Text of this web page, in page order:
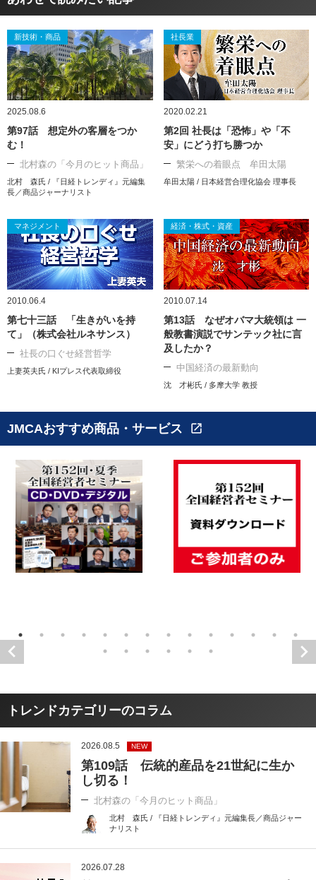
新技術・商品
2025.08.6
第97話 想定外の客層をつか
む！
北村森の「今月のヒット商品」
北村 森氏 / 『日経トレンディ』元編集
長／商品ジャーナリスト
社長業
2020.02.21
第2回 社長は「恐怖」や「不
安」にどう打ち勝つか
繁栄への着眼点 牟田太陽
牟田太陽 / 日本経営合理化協会 理事長
マネジメント
2010.06.4
第七十三話 「生きがいを持
て」（株式会社ルネサンス）
社長の口ぐせ経営哲学
上妻英夫氏 / KIプレス代表取締役
経済・株式・資産
2010.07.14
第13話 なぜオバマ大統領は 一
般教書演説でサンテック社に言
及したか？
中国経済の最新動向
沈 才彬氏 / 多摩大学 教授
JMCAおすすめ商品・サービス open_in_new
トレンドカテゴリーのコラム
2026.08.5 NEW
第109話 伝統的産品を21世紀に生か
し切る！
北村森の「今月のヒット商品」
北村 森氏 / 『日経トレンディ』元編集長／商品ジャー
ナリスト
2026.07.28